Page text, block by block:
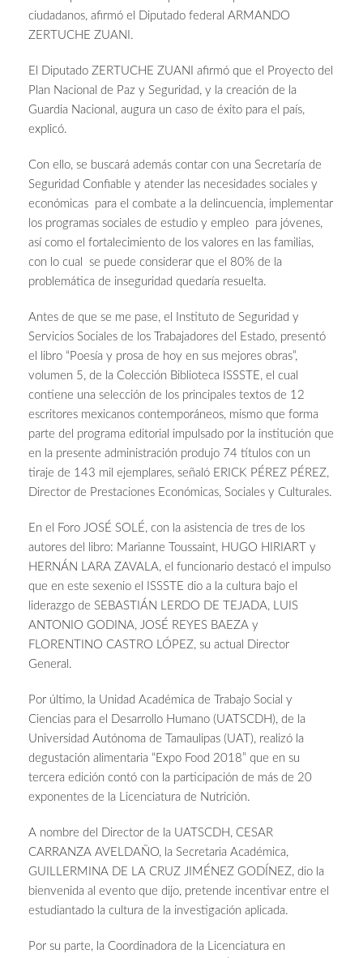
ciudadanos, afirmó el Diputado federal ARMANDO
ZERTUCHE ZUANI.
El Diputado ZERTUCHE ZUANI afirmó que el Proyecto del
Plan Nacional de Paz y Seguridad, y la creación de la
Guardia Nacional, augura un caso de éxito para el país,
explicó.
Con ello, se buscará además contar con una Secretaría de
Seguridad Confiable y atender las necesidades sociales y
económicas para el combate a la delincuencia, implementar
los programas sociales de estudio y empleo para jóvenes,
así como el fortalecimiento de los valores en las familias,
con lo cual se puede considerar que el 80% de la
problemática de inseguridad quedaría resuelta.
Antes de que se me pase, el Instituto de Seguridad y
Servicios Sociales de los Trabajadores del Estado, presentó
el libro “Poesía y prosa de hoy en sus mejores obras”,
volumen 5, de la Colección Biblioteca ISSSTE, el cual
contiene una selección de los principales textos de 12
escritores mexicanos contemporáneos, mismo que forma
parte del programa editorial impulsado por la institución que
en la presente administración produjo 74 títulos con un
tiraje de 143 mil ejemplares, señaló ERICK PÉREZ PÉREZ,
Director de Prestaciones Económicas, Sociales y Culturales.
En el Foro JOSÉ SOLÉ, con la asistencia de tres de los
autores del libro: Marianne Toussaint, HUGO HIRIART y
HERNÁN LARA ZAVALA, el funcionario destacó el impulso
que en este sexenio el ISSSTE dio a la cultura bajo el
liderazgo de SEBASTIÁN LERDO DE TEJADA, LUIS
ANTONIO GODINA, JOSÉ REYES BAEZA y
FLORENTINO CASTRO LÓPEZ, su actual Director
General.
Por último, la Unidad Académica de Trabajo Social y
Ciencias para el Desarrollo Humano (UATSCDH), de la
Universidad Autónoma de Tamaulipas (UAT), realizó la
degustación alimentaria “Expo Food 2018” que en su
tercera edición contó con la participación de más de 20
exponentes de la Licenciatura de Nutrición.
A nombre del Director de la UATSCDH, CESAR
CARRANZA AVELDAÑO, la Secretaria Académica,
GUILLERMINA DE LA CRUZ JIMÉNEZ GODÍNEZ, dio la
bienvenida al evento que dijo, pretende incentivar entre el
estudiantado la cultura de la investigación aplicada.
Por su parte, la Coordinadora de la Licenciatura en